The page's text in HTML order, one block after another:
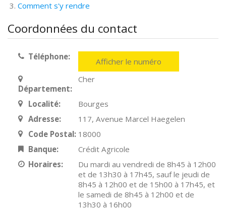
Comment s'y rendre
Coordonnées du contact
Téléphone: Afficher le numéro
Département:
Cher
Localité:
Bourges
Adresse:
117, Avenue Marcel Haegelen
Code Postal: 18000
Banque:
Crédit Agricole
Horaires:
Du mardi au vendredi de 8h45 à 12h00
et de 13h30 à 17h45, sauf le jeudi de
8h45 à 12h00 et de 15h00 à 17h45, et
le samedi de 8h45 à 12h00 et de
13h30 à 16h00